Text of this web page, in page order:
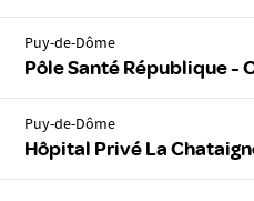
Puy-de-Dôme
Pôle Santé République -
Puy-de-Dôme
Hôpital Privé La